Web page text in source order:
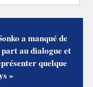
a manqué de
au dialogue et
quelque
»